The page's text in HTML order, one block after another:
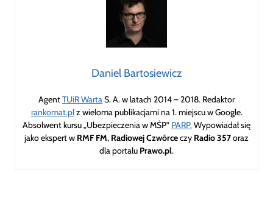
Daniel Bartosiewicz
AgentTUiR WartaS. A. w latach 2014 – 2018. Redaktor
rankomat.plz wieloma publikacjami na 1. miejscu w Google.
Absolwent kursu „Ubezpieczenia w MŚP” PARP.Wypowiadał się
jako ekspert w RMF FM, Radiowej Czwórceczy Radio 357oraz
dla portalu Prawo.pl.